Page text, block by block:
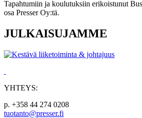
Tapahtumiin ja koulutuksiin erikoistunut
osa Presser Oy:tä.
JULKAISUJAMME
YHTEYS:
p. +358 44 274 0208
tuotanto@presser.fi